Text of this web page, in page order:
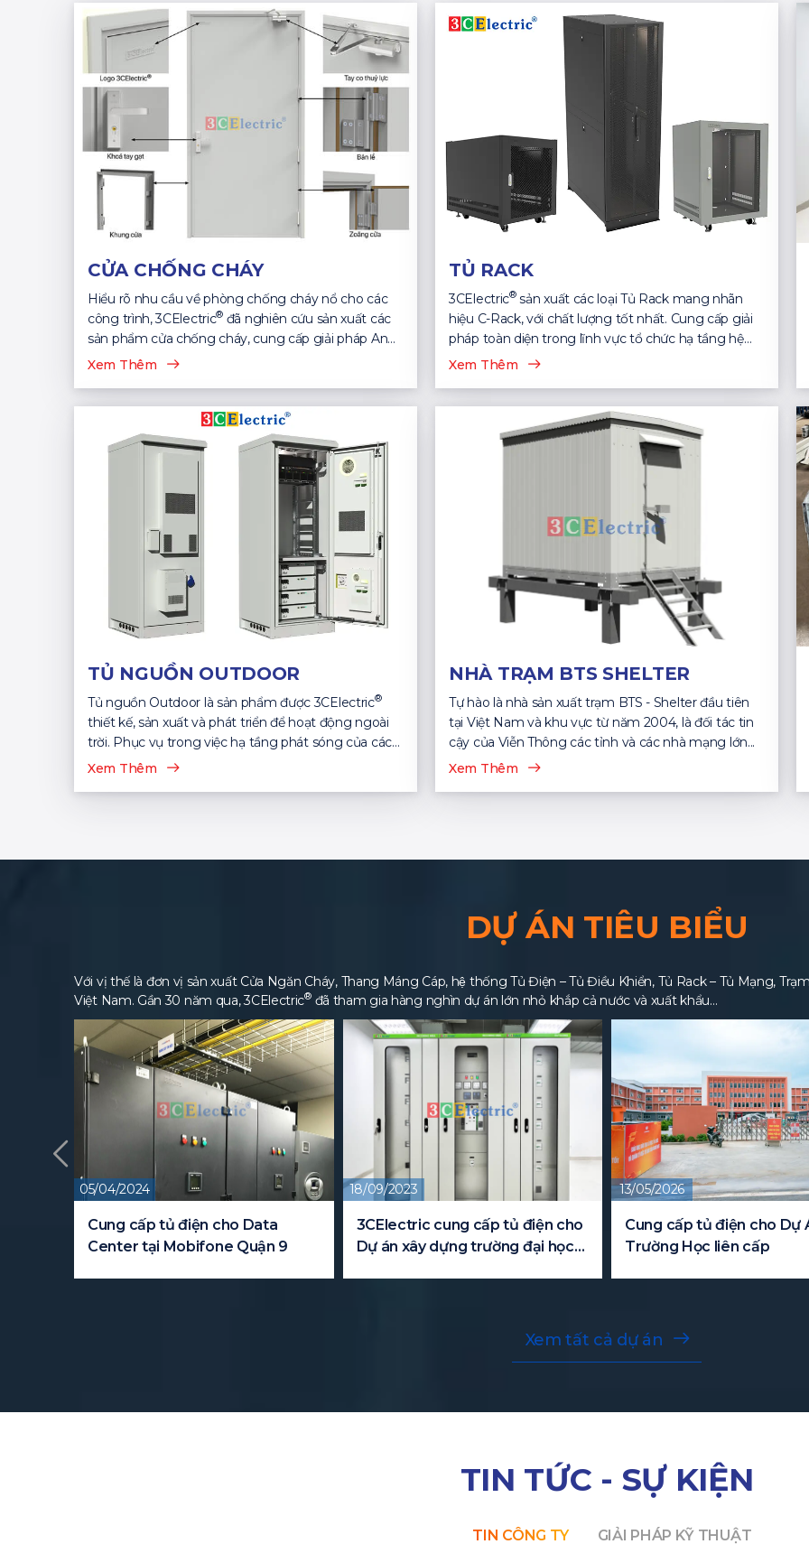
CỬA CHỐNG CHÁY
Hiểu rõ nhu cầu về phòng chống cháy nổ cho các
công trình, 3CElectric® đã nghiên cứu sản xuất các
sản phẩm cửa chống cháy, cung cấp giải pháp An
Toàn...
Xem Thêm
TỦ RACK
3CElectric®sản xuất các loại Tủ Rack mang nhãn
hiệu C-Rack, với chất lượng tốt nhất. Cung cấp giải
pháp toàn diện trong lĩnh vực tổ chức hạ tầng hệ
thống CNTT...
Xem Thêm
TỦ NGUỒN OUTDOOR
Tủ nguồn Outdoor là sản phẩm được 3CElectric®
thiết kế, sản xuất và phát triển để hoạt động ngoài
trời. Phục vụ trong việc hạ tầng phát sóng của các
nhà mạng viễn thông...
Xem Thêm
NHÀ TRẠM BTS SHELTER
Tự hào là nhà sản xuất trạm BTS - Shelter đầu tiên
tại Việt Nam và khu vực từ năm 2004, là đối tác tin
cậy của Viễn Thông các tỉnh và các nhà mạng lớn...
Xem Thêm
DỰ ÁN TIÊU BIỂU
Với vị thế là đơn vị sản xuất Cửa Ngăn Cháy, Thang Máng Cáp, hệ thống Tủ Điện – Tủ Điều Khiển, Tủ Rack – Tủ Mạng,
Việt Nam. Gần 30 năm qua, 3CElectric®đã tham gia hàng nghìn dự án lớn nhỏ khắp cả nước và xuất khẩu…
05/04/2024
Cung cấp tủ điện cho Data
Center tại Mobifone Quận 9
18/09/2023
3CElectric cung cấp tủ điện cho
Dự án xây dựng trường đại học
13/05/2026
Cung cấp tủ điện cho Dự
Trường Học liên cấp
Xem tất cả dự án
TIN TỨC - SỰ KIỆN
TIN CÔNG TY GIẢI PHÁP KỸ THUẬT